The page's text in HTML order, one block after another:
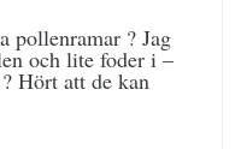
pollenramar ? Jag
och lite foder i –
Hört att de kan